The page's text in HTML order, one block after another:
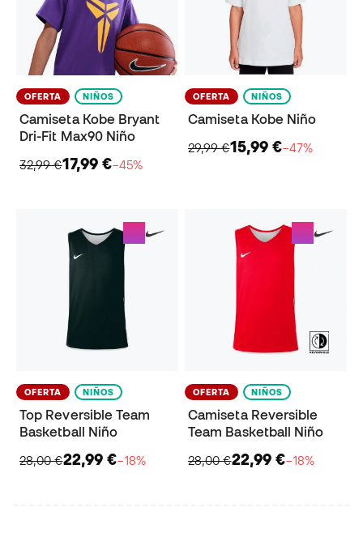
OFERTA NIÑOS
Camiseta Kobe Bryant
Dri-Fit Max90 Niño
32,99 €17,99 €−45%
OFERTA NIÑOS
Camiseta Kobe Niño
29,99 €15,99 €−47%
OFERTA NIÑOS
Top Reversible Team
Basketball Niño
28,00 €22,99 €−18%
OFERTA NIÑOS
Camiseta Reversible
Team Basketball Niño
28,00 €22,99 €−18%